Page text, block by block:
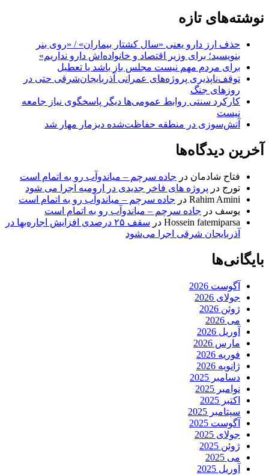
نوشته‌های تازه
حذف ارز دارو یعنی «سال کشتار بیماران» / «روی بنر
بنویسید؛ برای وزیر اقتصاد و خانواده‌اش دارو نداریم»
برای مردم مهم نیست مجلس باز باشد یا تعطیل
توقف‌ناپذیری پروژه‌های عمرانی آذربایجان‌شرقی حتی در
روزهای جنگ
کارکرد سنتی روابط عمومی‌ها دیگر پاسخگوی نیاز جامعه
نیست
آتش‌سوزی در منطقه حفاظت‌شده دیزمار مهار شد
آخرین دیدگاه‌ها
فتاح شادمان در جاده سرچم – میاندوآب رو به اتمام است
تورج در پروژه های فاخر جدیدی در ارومیه اجرا می شود
Rahim Amini در جاده سرچم – میاندوآب رو به اتمام است
یوسف در جاده سرچم – میاندوآب رو به اتمام است
Hossein fatemiparsa در
سقف ۲۵ درصدی افزایش اجاره‌بها در
آذربایجان شرقی اجرا می‌شود
بایگانی‌ها
آگوست 2026
جولای 2026
ژوئن 2026
می 2026
آوریل 2026
مارس 2026
فوریه 2026
ژانویه 2026
دسامبر 2025
نوامبر 2025
اکتبر 2025
سپتامبر 2025
آگوست 2025
جولای 2025
ژوئن 2025
می 2025
آوریل 2025